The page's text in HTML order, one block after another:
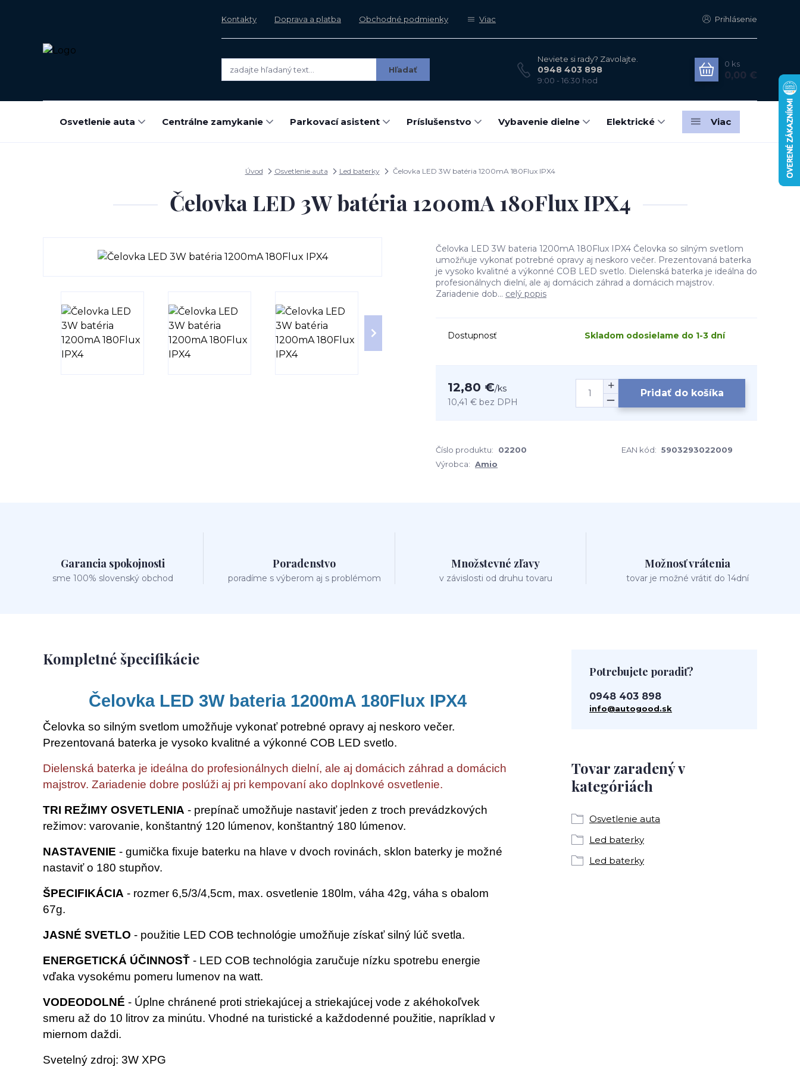
Kontakty Doprava a platba Obchodné podmienky Viac Prihlásenie
Hľadať
Neviete si rady? Zavolajte.
0948 403 898
9:00 - 16:30 hod
0 ks
0,00 €
Osvetlenie auta Centrálne zamykanie Parkovací asistent Príslušenstvo Vybavenie dielne Elektrické Viac
Úvod Osvetlenie auta Led baterky Čelovka LED 3W batéria 1200mA 180Flux IPX4
Čelovka LED 3W batéria 1200mA 180Flux IPX4
Čelovka LED 3W bateria 1200mA 180Flux IPX4 Čelovka so silným svetlom
umožňuje vykonať potrebné opravy aj neskoro večer. Prezentovaná baterka
je vysoko kvalitné a výkonné COB LED svetlo. Dielenská baterka je ideálna do
profesionálnych dielní, ale aj domácich záhrad a domácich majstrov.
Zariadenie dob... celý popis
Dostupnosť Skladom odosielame do 1-3 dní
12,80 €/ks
10,41 € bez DPH
Pridať do košíka
Číslo produktu: 02200 EAN kód: 5903293022009
Výrobca: Amio
Garancia spokojnosti
sme 100% slovenský obchod
Poradenstvo
poradíme s výberom aj s problémom
Množstevné zľavy
v závislosti od druhu tovaru
Možnosť vrátenia
tovar je možné vrátiť do 14dní
Kompletné špecifikácie
Čelovka LED 3W bateria 1200mA 180Flux IPX4
Čelovka so silným svetlom umožňuje vykonať potrebné opravy aj neskoro večer.
Prezentovaná baterka je vysoko kvalitné a výkonné COB LED svetlo.
Dielenská baterka je ideálna do profesionálnych dielní, ale aj domácich záhrad a domácich
majstrov. Zariadenie dobre poslúži aj pri kempovaní ako doplnkové osvetlenie.
TRI REŽIMY OSVETLENIA - prepínač umožňuje nastaviť jeden z troch prevádzkových
režimov: varovanie, konštantný 120 lúmenov, konštantný 180 lúmenov.
NASTAVENIE - gumička fixuje baterku na hlave v dvoch rovinách, sklon baterky je možné
nastaviť o 180 stupňov.
ŠPECIFIKÁCIA - rozmer 6,5/3/4,5cm, max. osvetlenie 180lm, váha 42g, váha s obalom
67g.
JASNÉ SVETLO - použitie LED COB technológie umožňuje získať silný lúč svetla.
ENERGETICKÁ ÚČINNOSŤ - LED COB technológia zaručuje nízku spotrebu energie
vďaka vysokému pomeru lumenov na watt.
VODEODOLNÉ - Úplne chránené proti striekajúcej a striekajúcej vode z akéhokoľvek
smeru až do 10 litrov za minútu. Vhodné na turistické a každodenné použitie, napríklad v
miernom daždi.
Svetelný zdroj: 3W XPG
Tovar zaradený v
kategóriách
Osvetlenie auta
Led baterky
Led baterky
Potrebujete poradiť?
0948 403 898
info@autogood.sk